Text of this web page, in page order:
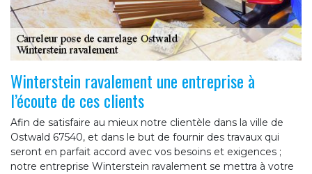
Winterstein ravalement une entreprise à
l’écoute de ces clients
Afin de satisfaire au mieux notre clientèle dans la ville de
Ostwald 67540, et dans le but de fournir des travaux qui
seront en parfait accord avec vos besoins et exigences ;
notre entreprise Winterstein ravalement se mettra à votre